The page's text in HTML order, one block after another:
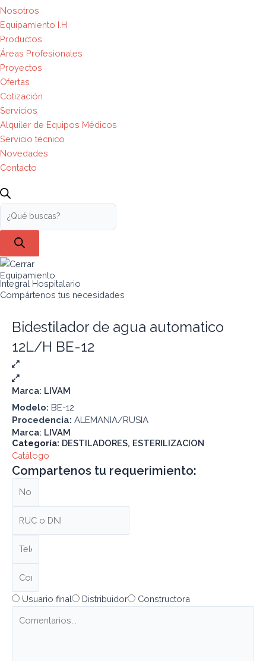
Nosotros
Equipamiento I.H
Productos
Áreas Profesionales
Proyectos
Ofertas
Cotización
Servicios
Alquiler de Equipos Médicos
Servicio técnico
Novedades
Contacto
Equipamiento
Integral Hospitalario
Compártenos tus necesidades
Bidestilador de agua automatico
12L/H BE-12
Marca: LIVAM
Modelo: BE-12
Procedencia: ALEMANIA/RUSIA
Marca: LIVAM
Categoría: DESTILADORES, ESTERILIZACION
Catálogo
Compartenos tu requerimiento:
Usuario final Distribuidor Constructora